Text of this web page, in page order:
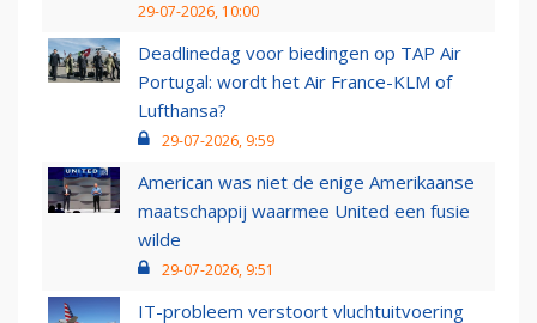
29-07-2026, 10:00
Deadlinedag voor biedingen op TAP Air
Portugal: wordt het Air France-KLM of
Lufthansa?
29-07-2026, 9:59
American was niet de enige Amerikaanse
maatschappij waarmee United een fusie
wilde
29-07-2026, 9:51
IT-probleem verstoort vluchtuitvoering